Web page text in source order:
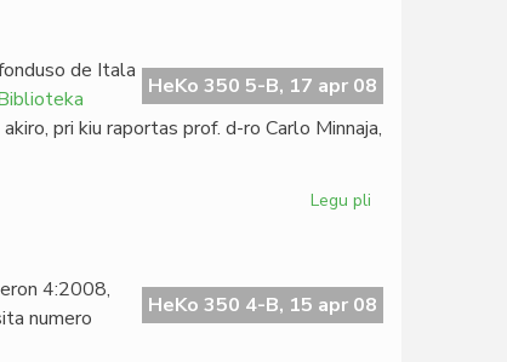
asembleos
en
Vilno
HeKo 350 5-B, 17 apr 08
de Itala
pri kiu raportas prof. d-ro Carlo Minnaja,
Legu pli
de
KIBS
HeKo 350 4-B, 15 apr 08
4:2008,
numero